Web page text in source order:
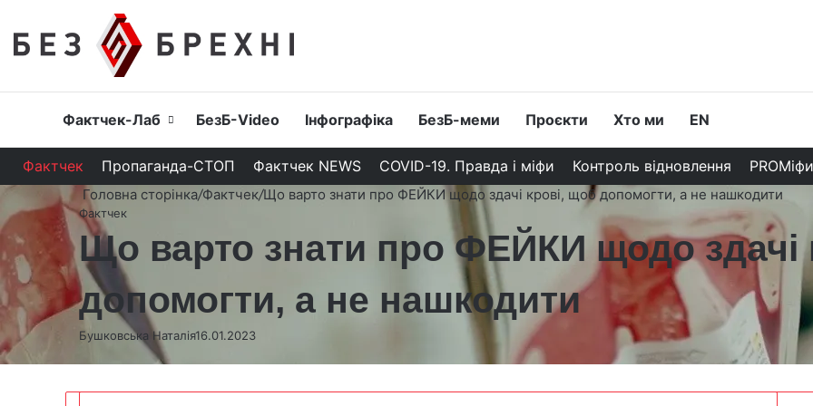
Головна
Фактчек-Лаб БезБ-Video Інфографіка БезБ-меми Проєкти Хто ми EN
Фактчек Пропаганда-СТОП Фактчек NEWS COVID-19. Правда і міфи Контроль відновлення PROМіфи
Головна сторінка/Фактчек/Що варто знати про ФЕЙКИ щодо здачі крові, щоб допомогти, а не нашкодити
Фактчек
Що варто знати про ФЕЙКИ щодо здачі
допомогти, а не нашкодити
Бушковська Наталія16.01.2023